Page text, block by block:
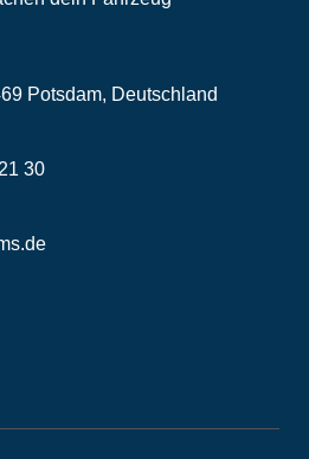
Potsdam, Deutschland
30